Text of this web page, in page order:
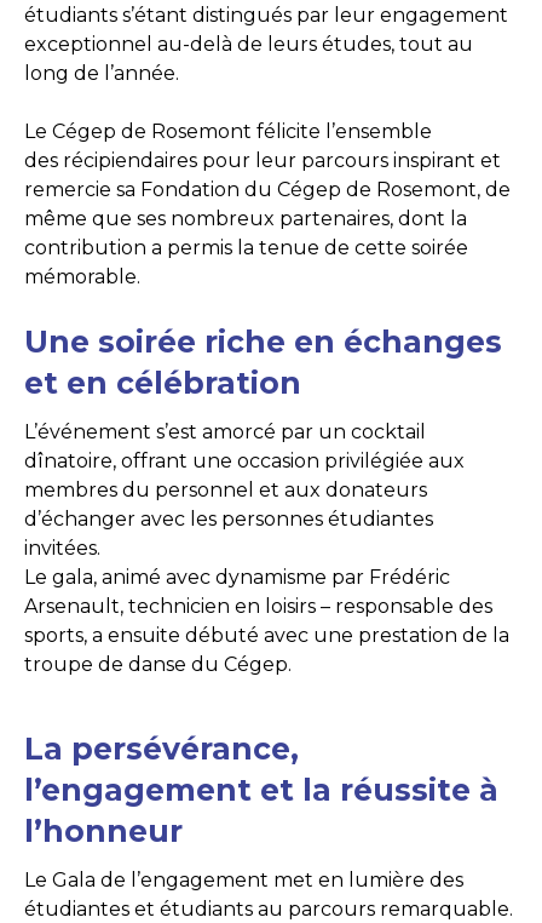
étudiants s’étant distingués par leur engagement
exceptionnel au-delà de leurs études, tout au
long de l’année.
Le Cégep de Rosemont félicite l’ensemble
des récipiendaires pour leur parcours inspirant et
remercie sa Fondation du Cégep de Rosemont, de
même que ses nombreux partenaires, dont la
contribution a permis la tenue de cette soirée
mémorable.
Une soirée riche en échanges
et en célébration
L’événement s’est amorcé par un cocktail
dînatoire, offrant une occasion privilégiée aux
membres du personnel et aux donateurs
d’échanger avec les personnes étudiantes
invitées.
Le gala, animé avec dynamisme par Frédéric
Arsenault, technicien en loisirs – responsable des
sports, a ensuite débuté avec une prestation de la
troupe de danse du Cégep.
La persévérance,
l’engagement et la réussite à
l’honneur
Le Gala de l’engagement met en lumière des
étudiantes et étudiants au parcours remarquable.